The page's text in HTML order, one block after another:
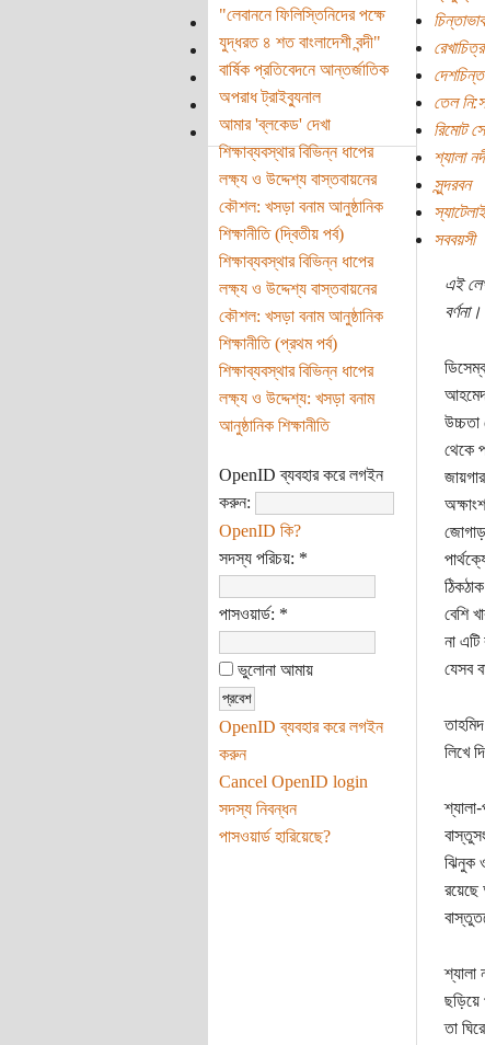
"লেবাননে ফিলিস্তিনিদের পক্ষে
যুদ্ধরত ৪ শত বাংলাদেশী বন্দী"
বার্ষিক প্রতিবেদনে আন্তর্জাতিক
অপরাধ ট্রাইব্যুনাল
আমার 'ব্লকেড' দেখা
শিক্ষাব্যবস্থার বিভিন্ন ধাপের
লক্ষ্য ও উদ্দেশ্য বাস্তবায়নের
কৌশল: খসড়া বনাম আনুষ্ঠানিক
শিক্ষানীতি (দ্বিতীয় পর্ব)
শিক্ষাব্যবস্থার বিভিন্ন ধাপের
লক্ষ্য ও উদ্দেশ্য বাস্তবায়নের
কৌশল: খসড়া বনাম আনুষ্ঠানিক
শিক্ষানীতি (প্রথম পর্ব)
শিক্ষাব্যবস্থার বিভিন্ন ধাপের
লক্ষ্য ও উদ্দেশ্য: খসড়া বনাম
আনুষ্ঠানিক শিক্ষানীতি
OpenID ব্যবহার করে লগইন
করুন:
OpenID কি?
সদস্য পরিচয়: *
পাসওয়ার্ড: *
ভুলোনা আমায়
OpenID ব্যবহার করে লগইন
করুন
Cancel OpenID login
সদস্য নিবন্ধন
পাসওয়ার্ড হারিয়েছে?
রেখাচিত্র
তেল
রিমোট
শ্যালা
সুন্দরবন
সববয়সী
এই
আহমেদ
উচ্চতা
থেকে
বেশি
না
যেসব
লিখে
ঝিনুক
শ্যালা
তা